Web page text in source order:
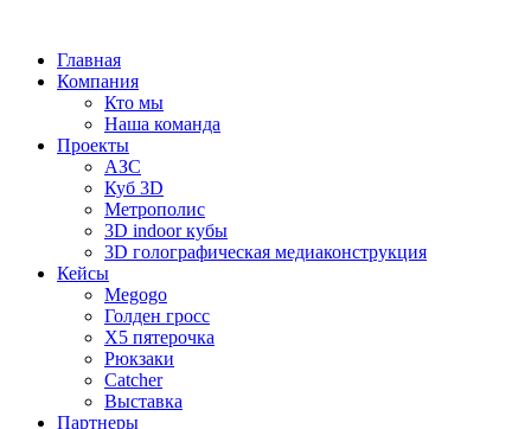
Главная
Компания
Кто мы
Наша команда
Проекты
АЗС
Куб 3D
Метрополис
3D indoor кубы
3D голографическая медиаконструкция
Кейсы
Megogo
Голден гросс
X5 пятерочка
Рюкзаки
Catcher
Выставка
Партнеры